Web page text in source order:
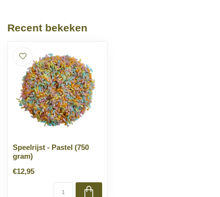
Recent bekeken
Speelrijst - Pastel (750
gram)
€12,95